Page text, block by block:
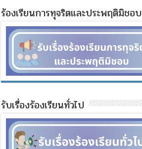
ร้องเรียนการทุจริตและประพฤติมิชอบ
รับเรื่องร้องเรียนทั่วไป